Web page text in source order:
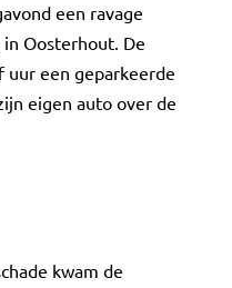
een ravage
Oosterhout. De
uur een geparkeerde
eigen auto over de
kwam de